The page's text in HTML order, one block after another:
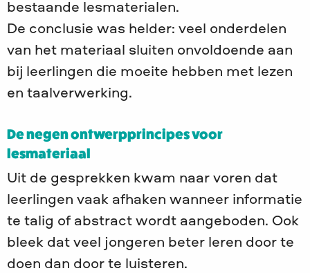
bestaande lesmaterialen.
De conclusie was helder: veel onderdelen
van het materiaal sluiten onvoldoende aan
bij leerlingen die moeite hebben met lezen
en taalverwerking.
De negen ontwerpprincipes voor
lesmateriaal
Uit de gesprekken kwam naar voren dat
leerlingen vaak afhaken wanneer informatie
te talig of abstract wordt aangeboden. Ook
bleek dat veel jongeren beter leren door te
doen dan door te luisteren.